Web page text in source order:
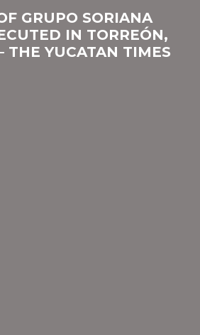
GRUPO SORIANA
IN TORREÓN,
THE YUCATAN TIMES